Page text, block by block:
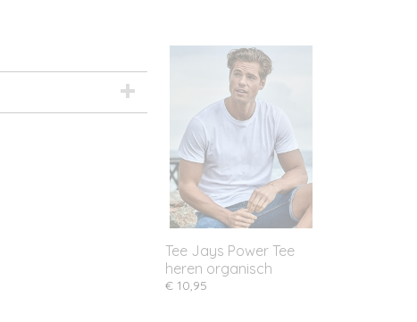
Tee Jays Power Tee
heren organisch
€ 10,95